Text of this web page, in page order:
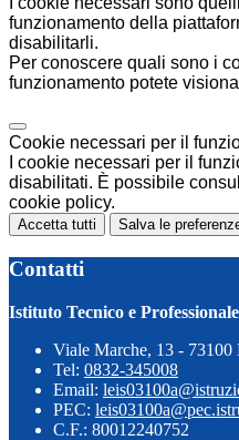
funzionamento della
disabilitarli.
Per conoscere quali sono i
funzionamento potete
Cookie necessari per il
I cookie necessari per il
disabilitati. È possibile
cookie policy.
Accetta tutti Salva le
Contatti
Istituto Tecnico e
Viale Marche, 13 - 73100
Tel: 0832-345008
Email:
PEC:
C.F.: 80012240752